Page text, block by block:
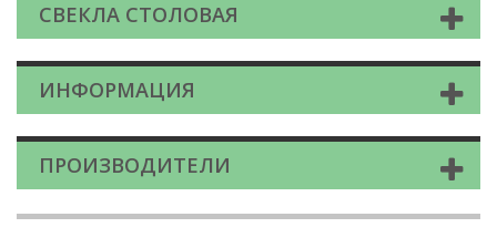
СВЕКЛА СТОЛОВАЯ
ИНФОРМАЦИЯ
ПРОИЗВОДИТЕЛИ